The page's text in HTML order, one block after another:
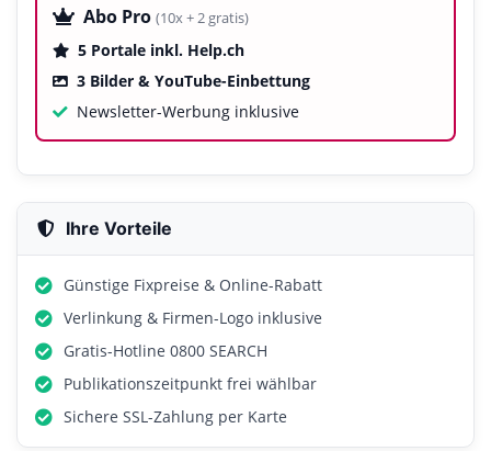
Abo Pro (10x + 2 gratis)
5 Portale inkl. Help.ch
3 Bilder & YouTube-Einbettung
Newsletter-Werbung inklusive
Ihre Vorteile
Günstige Fixpreise & Online-Rabatt
Verlinkung & Firmen-Logo inklusive
Gratis-Hotline 0800 SEARCH
Publikationszeitpunkt frei wählbar
Sichere SSL-Zahlung per Karte